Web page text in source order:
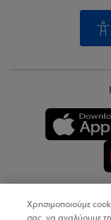
Χρησιμοποιούμε